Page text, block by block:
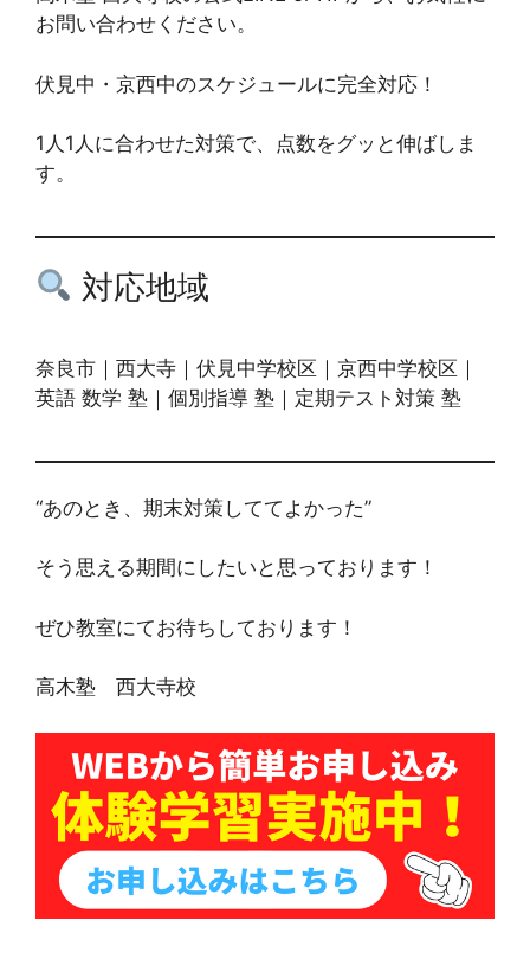
お問い合わせください。
伏見中・京西中のスケジュールに完全対応！
1人1人に合わせた対策で、点数をグッと伸ばしま
す。
対応地域
奈良市｜西大寺｜伏見中学校区｜京西中学校区｜
英語 数学 塾｜個別指導 塾｜定期テスト対策 塾
“あのとき、期末対策しててよかった”
そう思える期間にしたいと思っております！
ぜひ教室にてお待ちしております！
高木塾 西大寺校